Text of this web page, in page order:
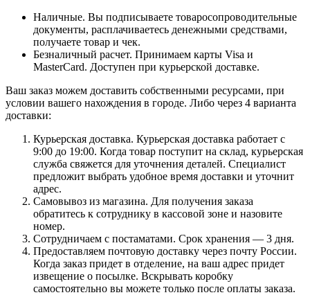
Наличные. Вы подписываете товаросопроводительные
документы, расплачиваетесь денежными средствами,
получаете товар и чек.
Безналичный расчет. Принимаем карты Visa и
MasterCard. Доступен при курьерской доставке.
Ваш заказ можем доставить собственными ресурсами, при
условии вашего нахождения в городе. Либо через 4 варианта
доставки:
Курьерская доставка. Курьерская доставка работает с
9:00 до 19:00. Когда товар поступит на склад, курьерская
служба свяжется для уточнения деталей. Специалист
предложит выбрать удобное время доставки и уточнит
адрес.
Самовывоз из магазина. Для получения заказа
обратитесь к сотруднику в кассовой зоне и назовите
номер.
Сотрудничаем с постаматами. Срок хранения — 3 дня.
Предоставляем почтовую доставку через почту России.
Когда заказ придет в отделение, на ваш адрес придет
извещение о посылке. Вскрывать коробку
самостоятельно вы можете только после оплаты заказа.